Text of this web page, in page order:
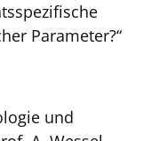
Parameter?“
und